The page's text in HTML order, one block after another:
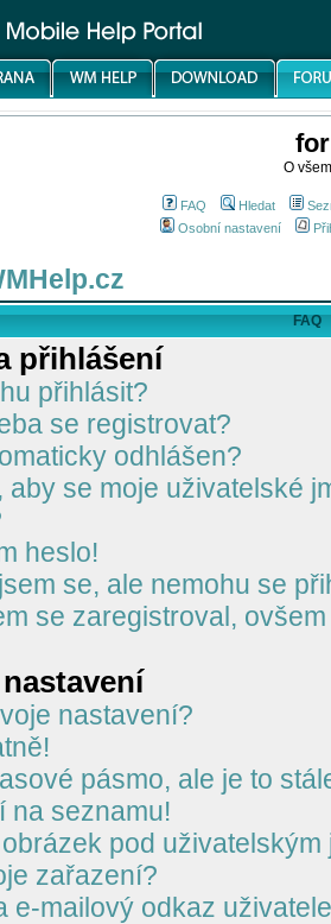
O
FAQ Hledat
Osobní nastavení
FAQ
přihlášení
přihlásit?
se registrovat?
odhlášen?
aby se moje uživatelské
heslo!
se, ale nemohu se
se zaregistroval,
nastavení?
pásmo, ale je to
na seznamu!
pod uživatelským
zařazení?
e-mailový odkaz